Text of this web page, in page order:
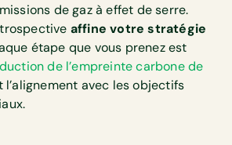
de gaz à effet de serre.
affine votre stratégie
étape que vous prenez est
de l’empreinte carbone de
l’alignement avec les objectifs